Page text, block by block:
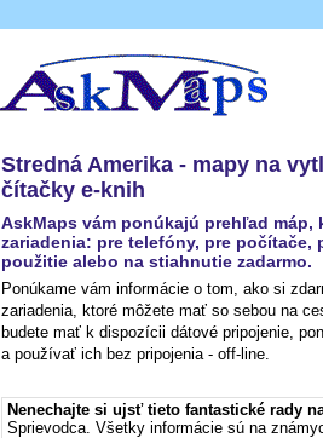
Stredná Amerika - mapy na
čítačky e-knih
AskMaps vám ponúkajú prehľad
zariadenia: pre telefóny, pre
použitie alebo na stiahnutie zadarmo.
Ponúkame vám informácie o tom, ako si
zariadenia, ktoré môžete mať so sebou na
budete mať k dispozícii dátové pripojenie,
a používať ich bez pripojenia - off-line.
Nenechajte si ujsť tieto fantastické rady
Sprievodca. Všetky informácie sú na